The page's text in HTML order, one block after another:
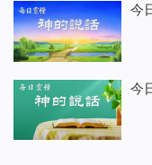
今
今